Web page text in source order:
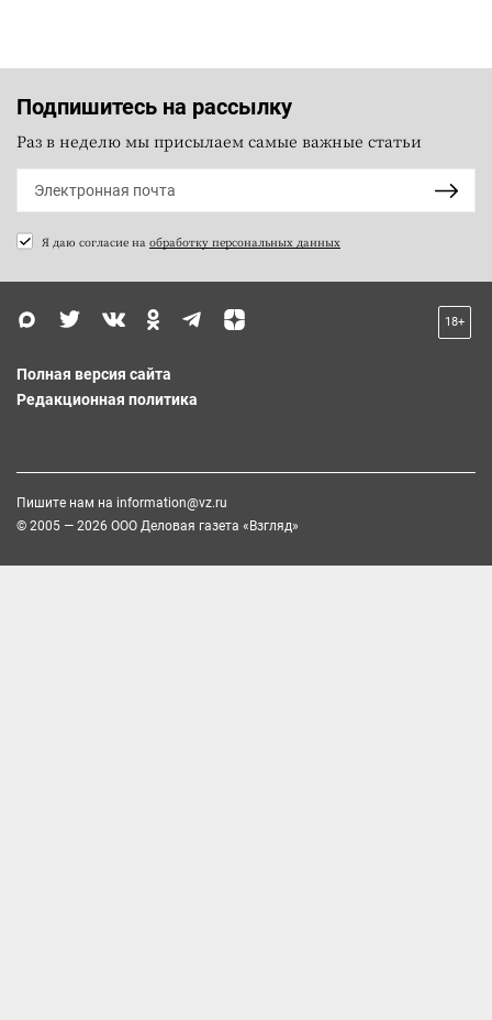
Подпишитесь на рассылку
Раз в неделю мы присылаем самые важные статьи
Я даю согласие на обработку персональных данных
18+
Полная версия сайта
Редакционная политика
Пишите нам на information@vz.ru
© 2005 — 2026 ООО Деловая газета «Взгляд»